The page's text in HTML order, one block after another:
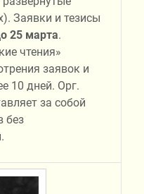
Заявки и тезисы
25 марта.
чтения»
заявок и
10 дней. Орг.
за собой
без